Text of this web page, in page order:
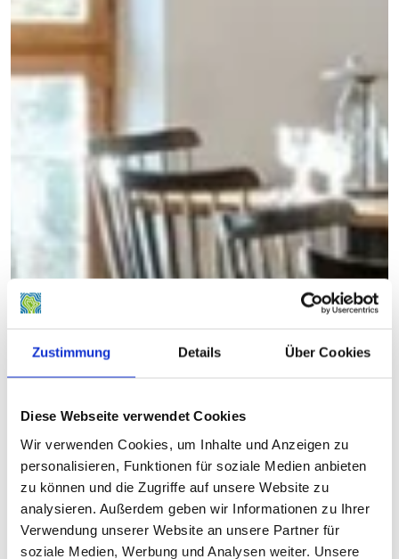
Zustimmung Details Über Cookies
Diese Webseite verwendet Cookies
Wir verwenden Cookies, um Inhalte und Anzeigen zu
personalisieren, Funktionen für soziale Medien anbieten
zu können und die Zugriffe auf unsere Website zu
analysieren. Außerdem geben wir Informationen zu Ihrer
Verwendung unserer Website an unsere Partner für
soziale Medien, Werbung und Analysen weiter. Unsere